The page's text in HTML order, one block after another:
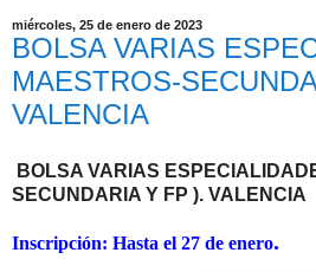
miércoles, 25 de enero de 2023
BOLSA VARIAS
MAESTROS-
VALENCIA
BOLSA VARIAS
SECUNDARIA Y FP ). VALENCIA
Inscripción: Hasta el 27 de enero.